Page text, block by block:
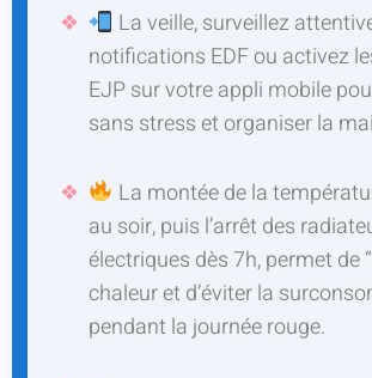
La veille, surveillez
notifications EDF ou activez
EJP sur votre appli mobile
sans stress et organiser la
La montée de la
au soir, puis l’arrêt des
électriques dès 7h, permet de
chaleur et d’éviter la
pendant la journée rouge.